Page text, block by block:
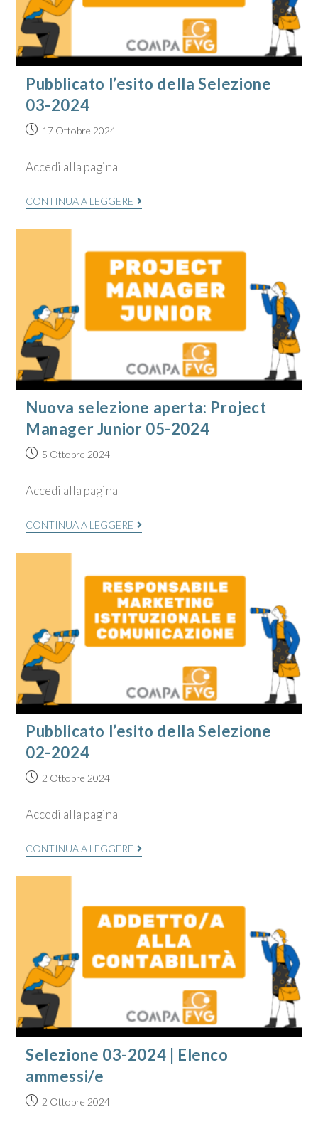
Pubblicato l’esito della Selezione
03-2024
17 Ottobre 2024
Accedi alla pagina
CONTINUA A LEGGERE
Nuova selezione aperta: Project
Manager Junior 05-2024
5 Ottobre 2024
Accedi alla pagina
CONTINUA A LEGGERE
Pubblicato l’esito della Selezione
02-2024
2 Ottobre 2024
Accedi alla pagina
CONTINUA A LEGGERE
Selezione 03-2024 | Elenco
ammessi/e
2 Ottobre 2024